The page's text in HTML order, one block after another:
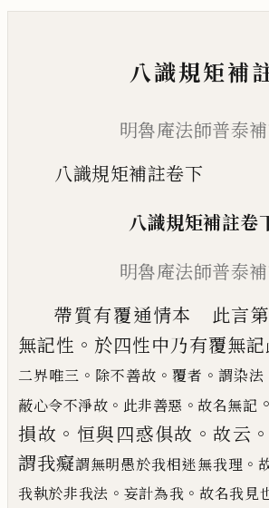
八識規矩補
明魯庵法師普泰
八識規矩補註卷下
八識規矩補註卷
明魯庵法師普泰
帶質有覆通情本 此言
無記性 。 於四性中乃有覆無記
二界唯三 。 除不善故 。覆者 。謂染法
蔽心令不淨故 。 此非善惡 。故名無記 。
損故 。 恒與四惑俱故 。故云 。
謂我癡謂無明愚於我相迷無我理 。
我執於非我法 。 妄計為我 。故名我見